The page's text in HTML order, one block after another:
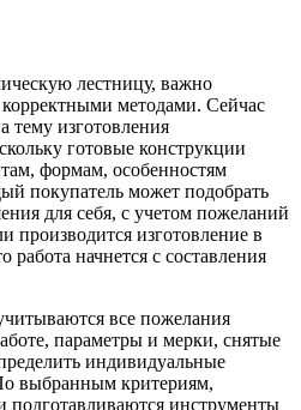
лестницу, важно
корректными методами. Сейчас
тему изготовления
готовые конструкции
формам, особенностям
покупатель может подобрать
для себя, с учетом пожеланий
производится изготовление в
начнется с составления
все пожелания
параметры и мерки, снятые
индивидуальные
выбранным критериям,
подготавливаются инструменты